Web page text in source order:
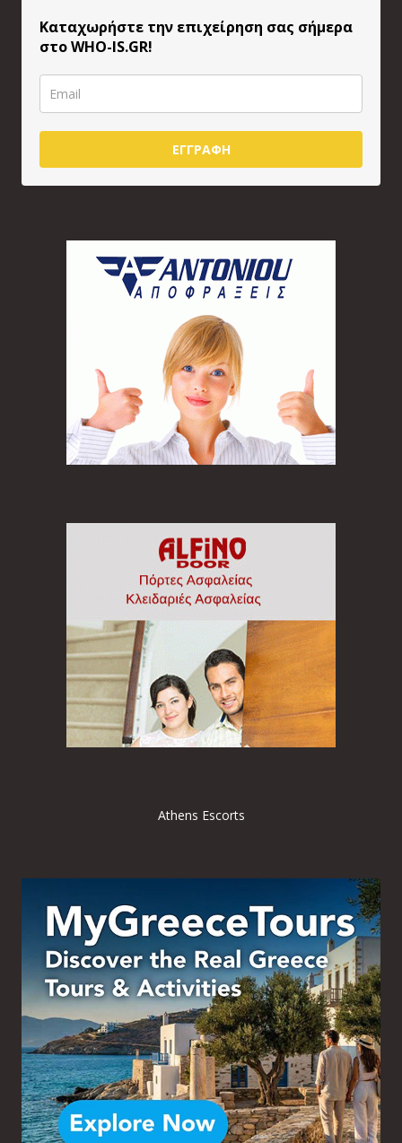
Καταχωρήστε την επιχείρηση σας σήμερα
στο WHO-IS.GR!
ΕΓΓΡΑΦΗ
Athens Escorts